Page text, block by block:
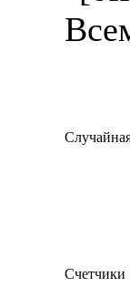
Счетчики